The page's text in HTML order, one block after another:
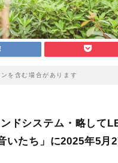
を含む場合があります
ドシステム・略して
たち」に2025年5月